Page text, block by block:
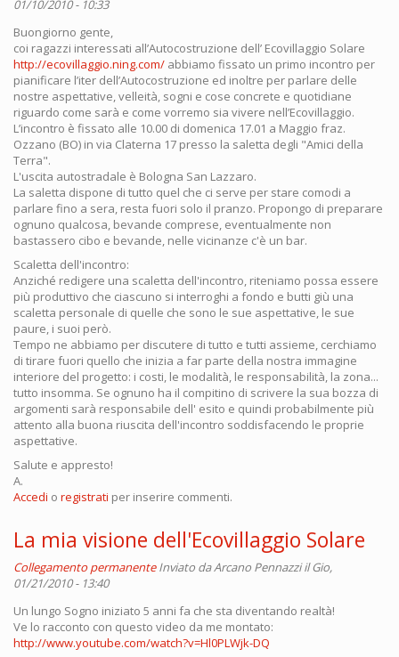
01/10/2010 - 10:33
Buongiorno gente,
coi ragazzi interessati all’Autocostruzione dell’ Ecovillaggio Solare
http://ecovillaggio.ning.com/ abbiamo fissato un primo incontro per
pianificare l’iter dell’Autocostruzione ed inoltre per parlare delle
nostre aspettative, velleità, sogni e cose concrete e quotidiane
riguardo come sarà e come vorremo sia vivere nell’Ecovillaggio.
L’incontro è fissato alle 10.00 di domenica 17.01 a Maggio fraz.
Ozzano (BO) in via Claterna 17 presso la saletta degli "Amici della
Terra".
L'uscita autostradale è Bologna San Lazzaro.
La saletta dispone di tutto quel che ci serve per stare comodi a
parlare fino a sera, resta fuori solo il pranzo. Propongo di preparare
ognuno qualcosa, bevande comprese, eventualmente non
bastassero cibo e bevande, nelle vicinanze c'è un bar.
Scaletta dell'incontro:
Anziché redigere una scaletta dell'incontro, riteniamo possa essere
più produttivo che ciascuno si interroghi a fondo e butti giù una
scaletta personale di quelle che sono le sue aspettative, le sue
paure, i suoi però.
Tempo ne abbiamo per discutere di tutto e tutti assieme, cerchiamo
di tirare fuori quello che inizia a far parte della nostra immagine
interiore del progetto: i costi, le modalità, le responsabilità, la zona...
tutto insomma. Se ognuno ha il compitino di scrivere la sua bozza di
argomenti sarà responsabile dell' esito e quindi probabilmente più
attento alla buona riuscita dell'incontro soddisfacendo le proprie
aspettative.
Salute e appresto!
A.
Accedi o registrati per inserire commenti.
La mia visione dell'Ecovillaggio Solare
Collegamento permanente Inviato daArcano Pennazziil Gio,
01/21/2010 - 13:40
Un lungo Sogno iniziato 5 anni fa che sta diventando realtà!
Ve lo racconto con questo video da me montato:
http://www.youtube.com/watch?v=Hl0PLWjk-DQ